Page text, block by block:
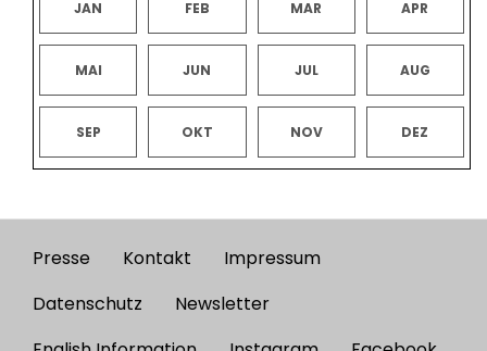
JAN FEB MAR APR
MAI JUN JUL AUG
SEP OKT NOV DEZ
Footer
menu
Presse Kontakt
Impressum
Datenschutz
Newsletter